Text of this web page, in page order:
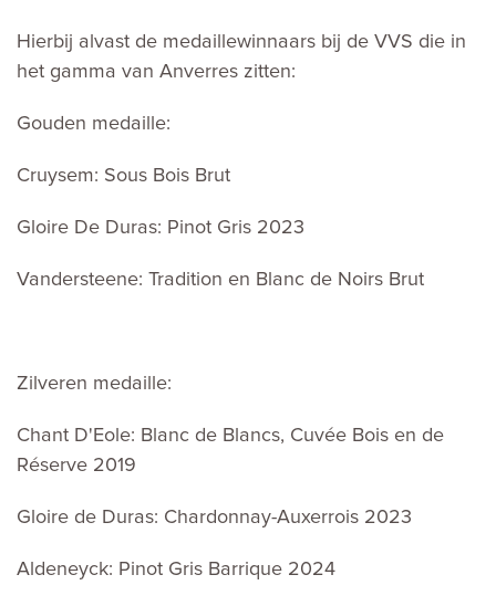
Hierbij alvast de medaillewinnaars bij de VVS die in
het gamma van Anverres zitten:
Gouden medaille:
Cruysem: Sous Bois Brut
Gloire De Duras: Pinot Gris 2023
Vandersteene: Tradition en Blanc de Noirs Brut
Zilveren medaille:
Chant D'Eole: Blanc de Blancs, Cuvée Bois en de
Réserve 2019
Gloire de Duras: Chardonnay-Auxerrois 2023
Aldeneyck: Pinot Gris Barrique 2024